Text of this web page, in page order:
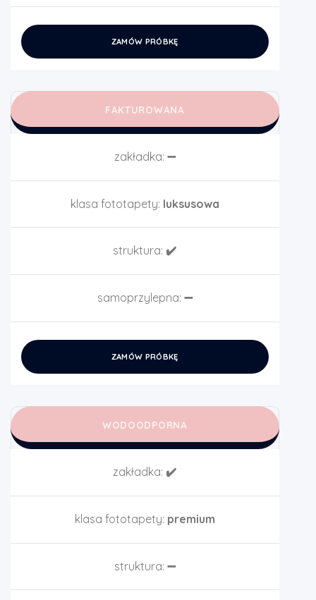
ZAMÓW PRÓBKĘ
FAKTUROWANA
zakładka: ➖
klasa fototapety: luksusowa
struktura: ✔️
samoprzylepna: ➖
ZAMÓW PRÓBKĘ
WODOODPORNA
zakładka: ✔️
klasa fototapety: premium
struktura: ➖